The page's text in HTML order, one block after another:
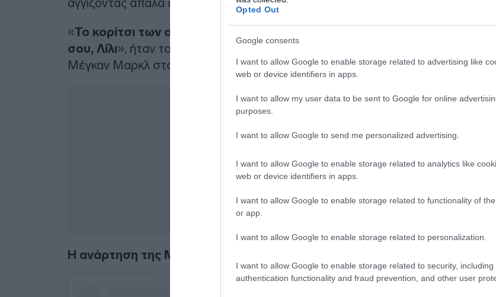
Opted Out
Google consents
I want to allow Google to enable storage related to advertising like
web or device identifiers in apps.
I want to allow my user data to be sent to Google for online
purposes.
I want to allow Google to send me personalized advertising.
I want to allow Google to enable storage related to analytics like
web or device identifiers in apps.
I want to allow Google to enable storage related to functionality of
or app.
I want to allow Google to enable storage related to personalization.
I want to allow Google to enable storage related to security, including
authentication functionality and fraud prevention, and other user
«Το κορίτσι των ονείρων μας. Χρόνια πολλά για τα πέμπτα γενέθλιά
σου, Λίλι», ήταν το συγκινητικό μήνυμα που συνόδευσε την ανάρτηση της
Μέγκαν Μαρκλ στον προσωπικό της λογαριασμό στο Instagram.
Η ανάρτηση της Μέγκαν Μαρκλ στο Instagram: